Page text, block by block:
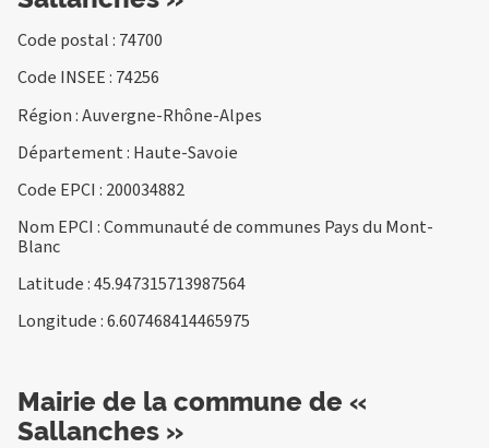
Code postal : 74700
Code INSEE : 74256
Région : Auvergne-Rhône-Alpes
Département : Haute-Savoie
Code EPCI : 200034882
Nom EPCI : Communauté de communes Pays du Mont-
Blanc
Latitude : 45.947315713987564
Longitude : 6.607468414465975
Mairie de la commune de «
Sallanches »